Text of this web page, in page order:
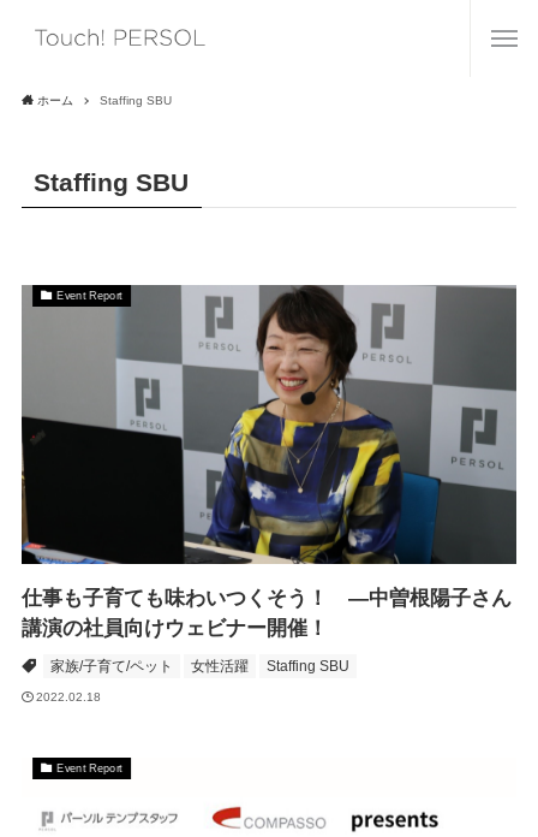
ホーム Staffing SBU
Staffing SBU
Event Report
仕事も子育ても味わいつくそう！ ―中曽根陽子さん
講演の社員向けウェビナー開催！
家族/子育て/ペット 女性活躍 Staffing SBU
2022.02.18
Event Report